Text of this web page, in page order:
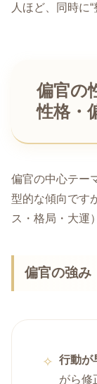
人ほど、同時に
偏官の
性格・
偏官の中心テー
型的な傾向です
ス・格局・大運
偏官の強み
行動が
がら修